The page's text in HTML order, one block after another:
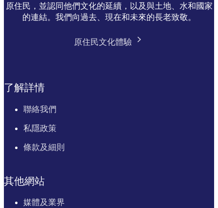
原住民，並認同他們文化的延續，以及與土地、水和國家
的連結。我們向過去、現在和未來的長老致敬。
原住民文化體驗
了解詳情
聯絡我們
私隱政策
條款及細則
其他網站
媒體及業界